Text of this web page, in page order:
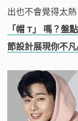
出也不會覺得太熱
「帽 T」 嗎？盤
節設計展現你不凡